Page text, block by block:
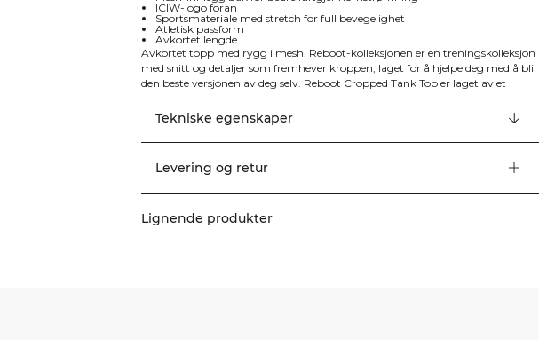
ICIW-logo foran
Sportsmateriale med stretch for full bevegelighet
Atletisk passform
Avkortet lengde
Avkortet topp med rygg i mesh. Reboot-kolleksjonen er en treningskolleksjon
med snitt og detaljer som fremhever kroppen, laget for å hjelpe deg med å bli
den beste versjonen av deg selv. Reboot Cropped Tank Top er laget av et
detaljer for en flatterende passform. Mesh-panel i ryggen for bedre
luftgjennomstrømning. ICIW-logo foran. Mesh-innlegg bak. Atletisk
passform. Avkortet lengde. 75% nylon, 25% elastan.
Tekniske egenskaper
Levering og retur
Lignende produkter